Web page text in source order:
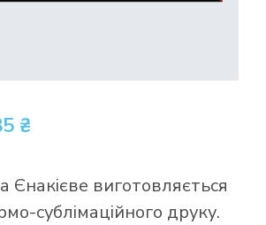
₴
Єнакієве виготовляється
сублімаційного друку.